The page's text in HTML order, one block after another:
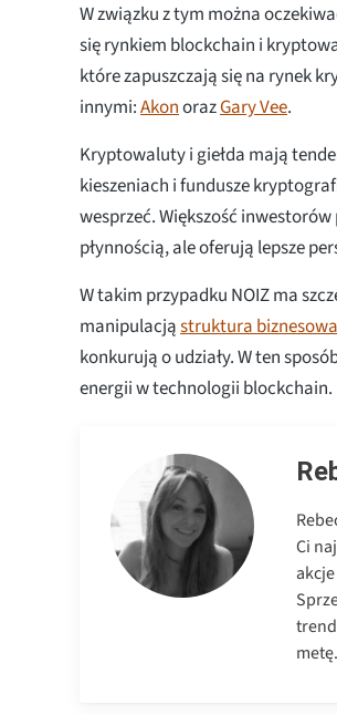
W związku z tym można
się rynkiem blockchain i
które zapuszczają się na rynek
innymi:AkonorazGary Vee.
Kryptowaluty i giełda mają
kieszeniach i fundusze
wesprzeć. Większość
płynnością, ale oferują lepsze
W takim przypadku NOIZ ma
manipulacjąstruktura biznesowa
konkurują o udziały. W ten
energii w technologii blockchain.
Ci